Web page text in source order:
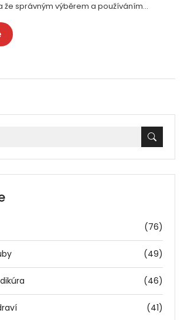
že správným výběrem a používáním
skutečné výsledky.
(76)
(49)
(46)
(41)